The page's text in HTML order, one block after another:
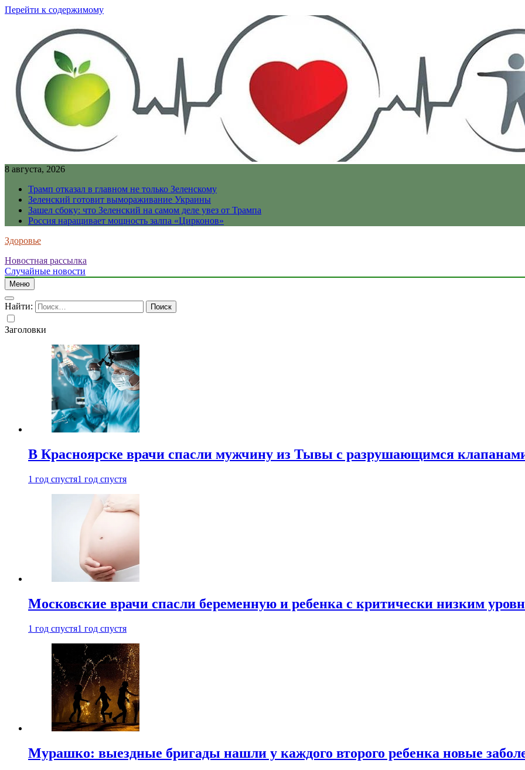
Перейти к содержимому
8 августа, 2026
Трамп отказал в главном не только Зеленскому
Зеленский готовит вымораживание Украины
Зашел сбоку: что Зеленский на самом деле увез от Трампа
Россия наращивает мощность залпа «Цирконов»
Здоровье
Новостная рассылка
Случайные новости
Меню
Найти:
Заголовки
В Красноярске врачи спасли мужчину из Тывы с разрушающимся
1 год спустя1 год спустя
Московские врачи спасли беременную и ребенка с критически низким
1 год спустя1 год спустя
Мурашко: выездные бригады нашли у каждого второго ребенка новые